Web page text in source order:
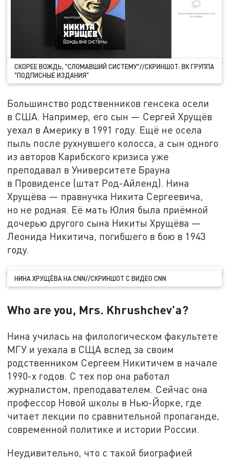
СКОРЕЕ ВОЖДЬ, "СЛОМАВШИЙ СИСТЕМУ"//СКРИНШОТ: ВК ГРУППА
"ПОДПИСНЫЕ ИЗДАНИЯ"
Большинство родственников генсека осели
в США. Например, его сын — Сергей Хрущёв
уехал в Америку в 1991 году. Ещё не осела
пыль после рухнувшего колосса, а сын одного
из авторов Карибского кризиса уже
преподавал в Университете Брауна
в Провиденсе (штат Род-Айленд). Нина
Хрущёва — правнучка Никита Сергеевича,
но не родная. Её мать Юлия была приёмной
дочерью другого сына Никиты Хрущёва —
Леонида Никитича, погибшего в бою в 1943
году.
НИНА ХРУЩЁВА НА CNN//СКРИНШОТ С ВИДЕО CNN
Who are you, Mrs. Khrushchev’а?
Нина училась на филологическом факультете
МГУ и уехала в СЩА вслед за своим
родственником Сергеем Никитичем в начале
1990-х годов. С тех пор она работал
журналистом, преподавателем. Сейчас она
профессор Новой школы в Нью-Йорке, где
читает лекции по сравнительной пропаганде,
современной политике и истории России.
Неудивительно, что с такой биографией